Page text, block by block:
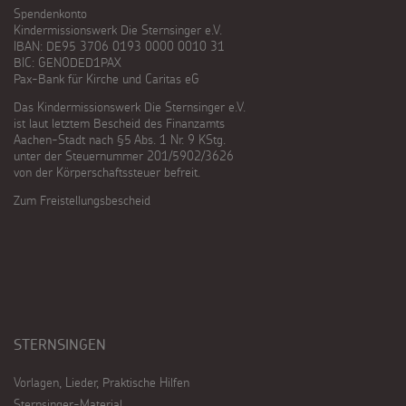
Spendenkonto
Kindermissionswerk Die Sternsinger e.V.
IBAN: DE95 3706 0193 0000 0010 31
BIC: GENODED1PAX
Pax-Bank für Kirche und Caritas eG
Das Kindermissionswerk Die Sternsinger e.V.
ist laut letztem Bescheid des Finanzamts
Aachen-Stadt nach §5 Abs. 1 Nr. 9 KStg.
unter der Steuernummer 201/5902/3626
von der Körperschaftssteuer befreit.
Zum Freistellungsbescheid
STERNSINGEN
Vorlagen, Lieder, Praktische Hilfen